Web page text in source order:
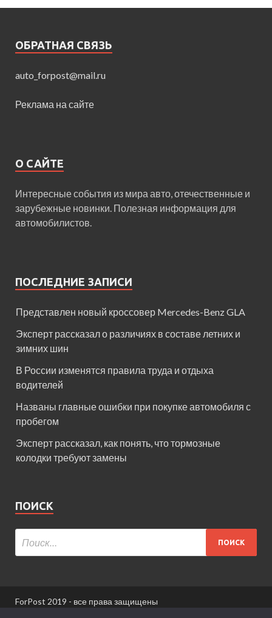
ОБРАТНАЯ СВЯЗЬ
auto_forpost@mail.ru
Реклама на сайте
О САЙТЕ
Интересные события из мира авто, отечественные и
зарубежные новинки. Полезная информация для
автомобилистов.
ПОСЛЕДНИЕ ЗАПИСИ
Представлен новый кроссовер Mercedes-Benz GLA
Эксперт рассказал о различиях в составе летних и
зимних шин
В России изменятся правила труда и отдыха
водителей
Названы главные ошибки при покупке автомобиля с
пробегом
Эксперт рассказал, как понять, что тормозные
колодки требуют замены
ПОИСК
ForPost 2019 - все права защищены